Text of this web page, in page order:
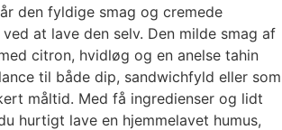
den fyldige smag og cremede
at lave den selv. Den milde smag af
citron, hvidløg og en anelse tahin
til både dip, sandwichfyld eller som
måltid. Med få ingredienser og lidt
hurtigt lave en hjemmelavet humus,